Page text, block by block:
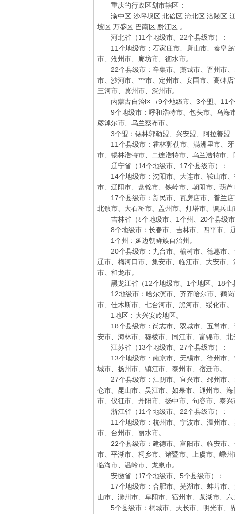
重庆的行政区划市辖区：
渝中区 沙坪坝区 北碚区 渝北区 涪陵区 江
坡区 万盛区 巴南区 黔江区 。
河北省（11个地级市、22个县级市）：
11个地级市：石家庄市、唐山市、秦皇岛
市、沧州市、廊坊市、衡水市。
22个县级市：辛集市、藁城市、晋州市、
市、沙河市、***市、定州市、安国市、高碑
三河市、冀州市、深州市。
内蒙古自治区（9个地级市、3个盟、11个
9个地级市：呼和浩特市、包头市、乌海
彦淖尔市、乌兰察布市。
3个盟：锡林郭勒盟、兴安盟、阿拉善盟
11个县级市：霍林郭勒市、满洲里市、牙
市、锡林浩特市、二连浩特市、乌兰浩特市、
辽宁省（14个地级市、17个县级市）：
14个地级市：沈阳市、大连市、鞍山市、
市、辽阳市、盘锦市、铁岭市、朝阳市、葫芦
17个县级市：新民市、瓦房店市、普兰店
北镇市、大石桥市、盖州市、灯塔市、调兵
吉林省（8个地级市、1个州、20个县级市
8个地级市：长春市、吉林市、四平市、辽
1个州：延边朝鲜族自治州。
20个县级市：九台市、榆树市、德惠市、
辽市、梅河口市、集安市、临江市、大安市
市、和龙市。
黑龙江省（12个地级市、1个地区、18个
12地级市：哈尔滨市、齐齐哈尔市、鹤岗
市、佳木斯市、七台河市、黑河市、绥化市。
1地区：大兴安岭地区。
18个县级市：尚志市、双城市、五常市、
安市、海林市、穆棱市、同江市、富锦市、
江苏省（13个地级市、27个县级市）：
13个地级市：南京市、无锡市、徐州市、
城市、扬州市、镇江市、泰州市、宿迁市。
27个县级市：江阴市、宜兴市、邳州市、
仓市、昆山市、吴江市、如皋市、通州市、
市、仪征市、丹阳市、扬中市、句容市、泰兴
浙江省（11个地级市、22个县级市）：
11个地级市：杭州市、宁波市、温州市、
市、台州市、丽水市。
22个县级市：建德市、富阳市、临安市、
市、平湖市、桐乡市、诸暨市、上虞市、嵊
临海市、温岭市、龙泉市。
安徽省（17个地级市、5个县级市）：
17个地级市：合肥市、芜湖市、蚌埠市、
山市、滁州市、阜阳市、宿州市、巢湖市、六
5个县级市：桐城市、天长市、明光市、界